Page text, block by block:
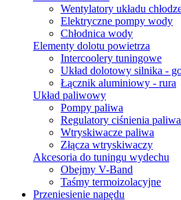
Wentylatory układu
Elektryczne pompy wody
Chłodnica wody
Elementy dolotu powietrza
Intercoolery tuningowe
Układ dolotowy silnika -
Łącznik aluminiowy - rura
Układ paliwowy
Pompy paliwa
Regulatory ciśnienia paliwa
Wtryskiwacze paliwa
Złącza wtryskiwaczy
Akcesoria do tuningu wydechu
Obejmy V-Band
Taśmy termoizolacyjne
Przeniesienie napędu